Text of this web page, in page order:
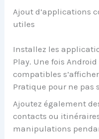
Ajout d’applications
utiles
Installez les
Play. Une fois
compatibles
Pratique pour ne pas
Ajoutez également
contacts ou
manipulations